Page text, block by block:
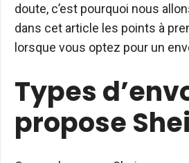
doute, c’est pourquoi nous
dans cet article les points à
lorsque vous optez pour un
Types
propose